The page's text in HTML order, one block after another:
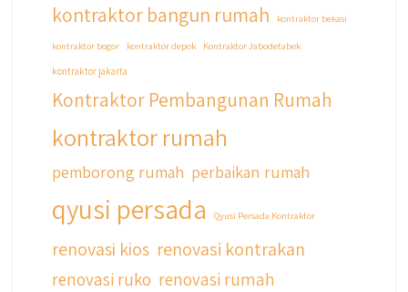
kontraktor bangun rumah
kontraktor bekasi
kontraktor bogor kontraktor depok
Kontraktor Jabodetabek
kontraktor jakarta
Kontraktor Pembangunan Rumah
kontraktor rumah
pemborong rumah perbaikan rumah
qyusi persada Qyusi Persada Kontraktor
renovasi kios renovasi kontrakan
renovasi ruko renovasi rumah